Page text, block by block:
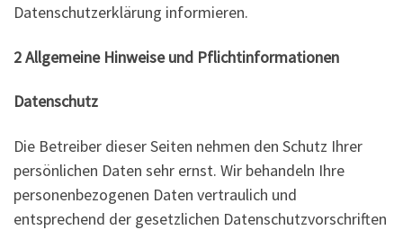
Datenschutzerklärung informieren.
2 Allgemeine Hinweise und Pflichtinformationen
Datenschutz
Die Betreiber dieser Seiten nehmen den Schutz Ihrer
persönlichen Daten sehr ernst. Wir behandeln Ihre
personenbezogenen Daten vertraulich und
entsprechend der gesetzlichen Datenschutzvorschriften